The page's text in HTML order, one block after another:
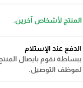
المنتج لأشخاص آخرين.
الدفع عند الإستلام
ببساطة نقوم بايصال
لموظف التوصيل.